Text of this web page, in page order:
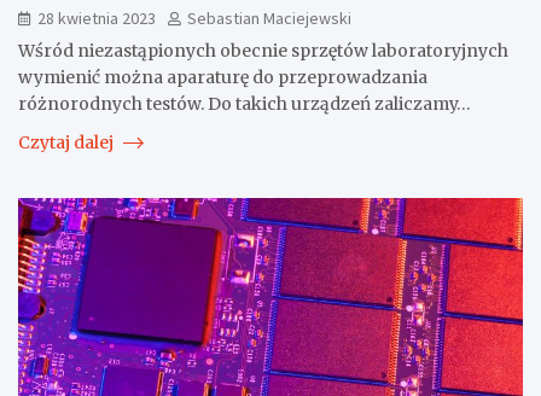
28 kwietnia 2023
Sebastian Maciejewski
Wśród niezastąpionych obecnie sprzętów laboratoryjnych
wymienić można aparaturę do przeprowadzania
różnorodnych testów. Do takich urządzeń zaliczamy…
Czytaj dalej